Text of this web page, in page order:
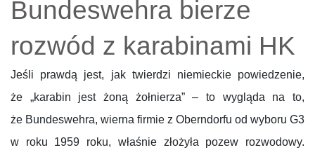
Bundeswehra bierze
rozwód z karabinami HK
Jeśli prawdą jest, jak twierdzi niemieckie powiedzenie,
że „karabin jest żoną żołnierza” – to wygląda na to,
że Bundeswehra, wierna firmie z Oberndorfu od wyboru G3
w roku 1959 roku, właśnie złożyła pozew rozwodowy.